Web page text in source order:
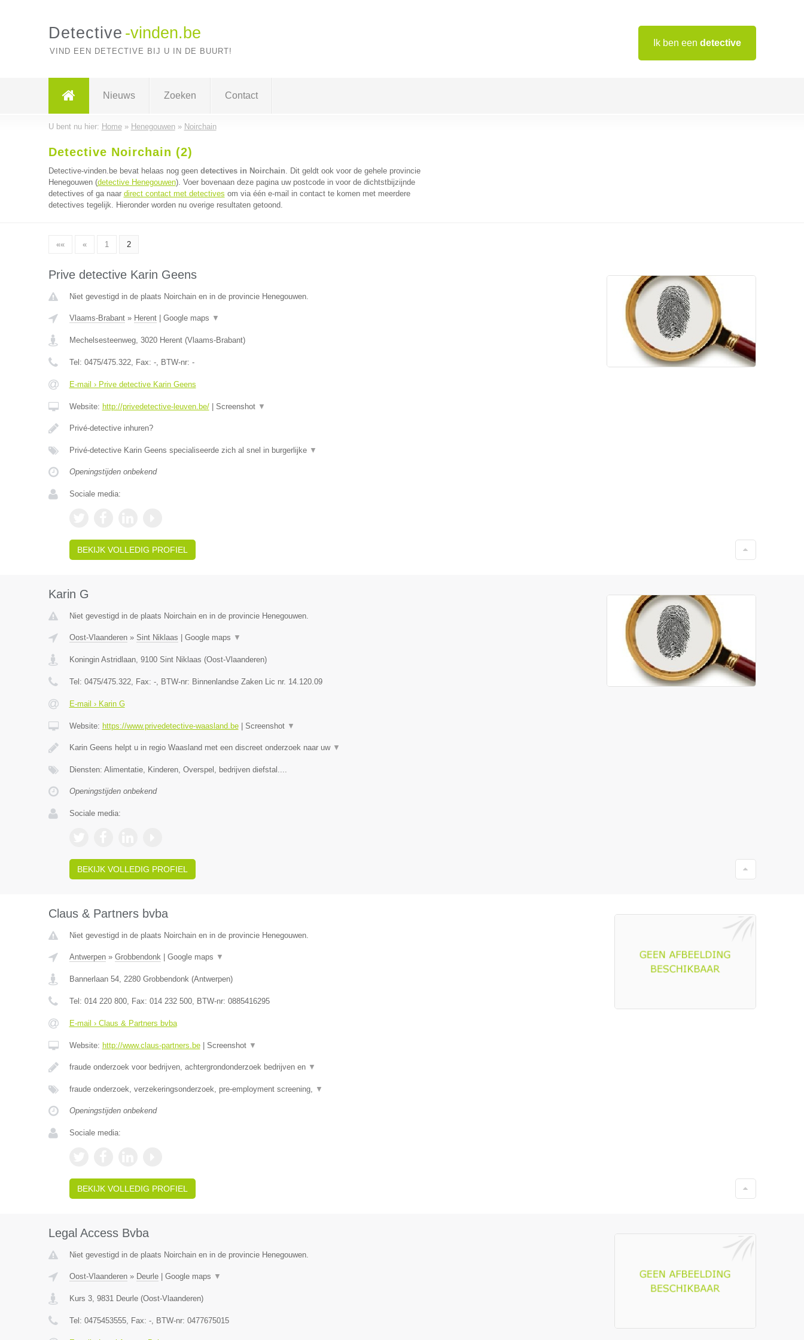
Ik ben een detective
Detective -vinden.be
VIND EEN DETECTIVE BIJ U IN DE BUURT!
Nieuws Zoeken Contact
U bent nu hier: Home» Henegouwen» Noirchain
Detective Noirchain (2)
Detective-vinden.be bevat helaas nog geen detectives in Noirchain. Dit geldt ook voor de gehele provincie
Henegouwen (detective Henegouwen). Voer bovenaan deze pagina uw postcode in voor de dichtstbijzijnde
detectives of ga naar direct contact met detectives om via één e-mail in contact te komen met meerdere
detectives tegelijk. Hieronder worden nu overige resultaten getoond.
«« « 1 2
Prive detective Karin Geens
Niet gevestigd in de plaats Noirchain en in de provincie Henegouwen.
Vlaams-Brabant» Herent| Google maps ▼
Mechelsesteenweg, 3020 Herent(Vlaams-Brabant)
Tel: 0475/475.322, Fax: -, BTW-nr: -
E-mail › Prive detective Karin Geens
Website: http://privedetective-leuven.be/| Screenshot ▼
Privé-detective inhuren?
Privé-detective Karin Geens specialiseerde zich al snel in burgerlijke ▼
Openingstijden onbekend
Sociale media:
BEKIJK VOLLEDIG PROFIEL
Karin G
Niet gevestigd in de plaats Noirchain en in de provincie Henegouwen.
Oost-Vlaanderen» Sint Niklaas Google maps ▼
Koningin Astridlaan, 9100 Sint Niklaas (Oost-Vlaanderen)
Tel: 0475/475.322, Fax: -, BTW-nr: Binnenlandse Zaken Lic nr. 14.120.09
E-mail › Karin G
Website: https://www.privedetective-waasland.be| Screenshot ▼
Karin Geens helpt u in regio Waasland met een discreet onderzoek naar uw ▼
Diensten: Alimentatie, Kinderen, Overspel, bedrijven diefstal....
Openingstijden onbekend
Sociale media:
BEKIJK VOLLEDIG PROFIEL
Claus & Partners bvba
Niet gevestigd in de plaats Noirchain en in de provincie Henegouwen.
Antwerpen» Grobbendonk| Google maps ▼
Bannerlaan 54, 2280 Grobbendonk(Antwerpen)
Tel: 014 220 800, Fax: 014 232 500, BTW-nr: 0885416295
E-mail › Claus & Partners bvba
Website: http://www.claus-partners.be| Screenshot ▼
fraude onderzoek voor bedrijven, achtergrondonderzoek bedrijven en ▼
fraude onderzoek, verzekeringsonderzoek, pre-employment screening, ▼
Openingstijden onbekend
Sociale media:
BEKIJK VOLLEDIG PROFIEL
Legal Access Bvba
Niet gevestigd in de plaats Noirchain en in de provincie Henegouwen.
Oost-Vlaanderen» Deurle| Google maps ▼
Kurs 3, 9831 Deurle(Oost-Vlaanderen)
Tel: 0475453555, Fax: -, BTW-nr: 0477675015